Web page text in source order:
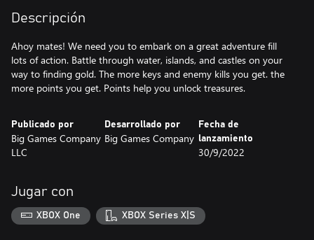
Descripción
Ahoy mates! We need you to embark on a great adventure fill
lots of action. Battle through water, islands, and castles on your
way to finding gold. The more keys and enemy kills you get. the
more points you get. Points help you unlock treasures.
Publicado por
Big Games Company
LLC
Desarrollado por
Big Games Company
Fecha de
lanzamiento
30/9/2022
Jugar con
XBOX One XBOX Series X|S